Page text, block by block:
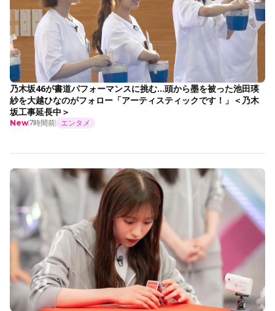
乃木坂46が書道パフォーマンスに挑む…頭から墨を被った池田瑛
紗を大越ひなのがフォロー「アーティスティックです！」＜乃木
坂工事延長中＞
New7時間前 エンタメ